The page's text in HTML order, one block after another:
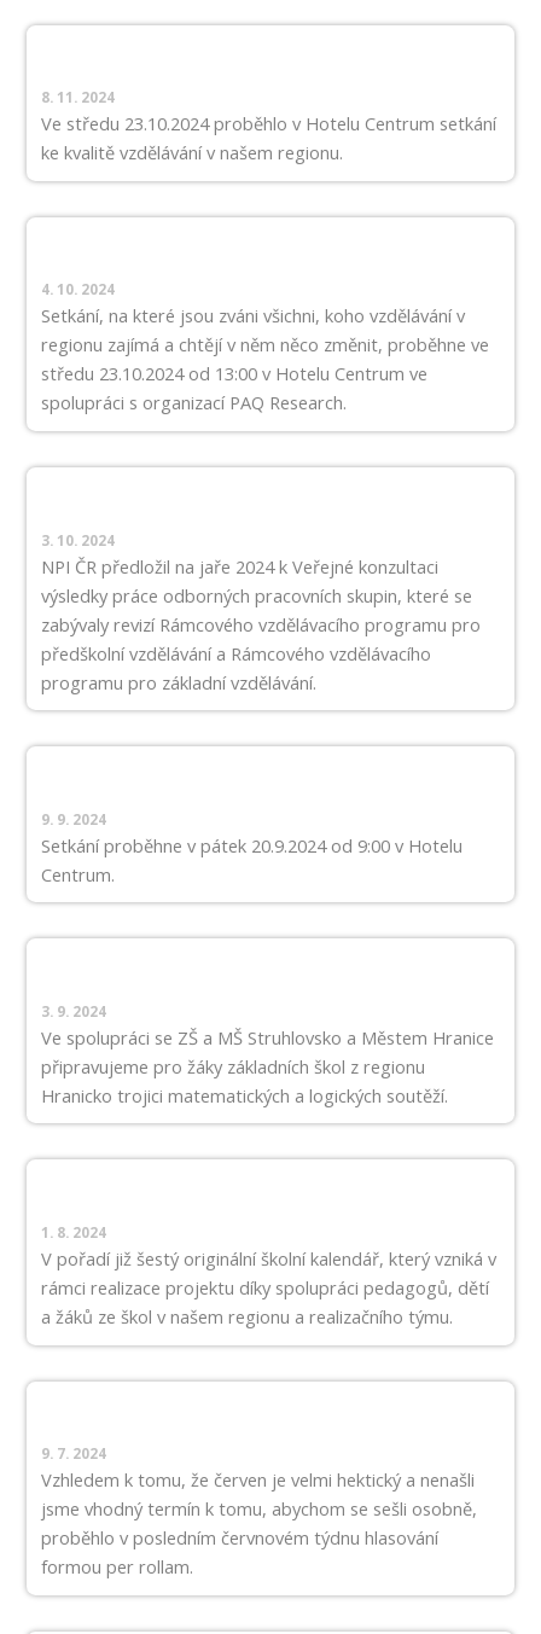
8. 11. 2024
Ve středu 23.10.2024 proběhlo v Hotelu Centrum setkání
ke kvalitě vzdělávání v našem regionu.
4. 10. 2024
Setkání, na které jsou zváni všichni, koho vzdělávání v
regionu zajímá a chtějí v něm něco změnit, proběhne ve
středu 23.10.2024 od 13:00 v Hotelu Centrum ve
spolupráci s organizací PAQ Research.
3. 10. 2024
NPI ČR předložil na jaře 2024 k Veřejné konzultaci
výsledky práce odborných pracovních skupin, které se
zabývaly revizí Rámcového vzdělávacího programu pro
předškolní vzdělávání a Rámcového vzdělávacího
programu pro základní vzdělávání.
9. 9. 2024
Setkání proběhne v pátek 20.9.2024 od 9:00 v Hotelu
Centrum.
3. 9. 2024
Ve spolupráci se ZŠ a MŠ Struhlovsko a Městem Hranice
připravujeme pro žáky základních škol z regionu
Hranicko trojici matematických a logických soutěží.
1. 8. 2024
V pořadí již šestý originální školní kalendář, který vzniká v
rámci realizace projektu díky spolupráci pedagogů, dětí
a žáků ze škol v našem regionu a realizačního týmu.
9. 7. 2024
Vzhledem k tomu, že červen je velmi hektický a nenašli
jsme vhodný termín k tomu, abychom se sešli osobně,
proběhlo v posledním červnovém týdnu hlasování
formou per rollam.